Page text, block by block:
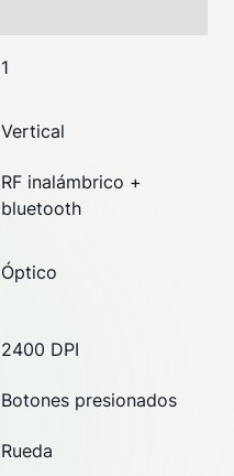
1
Vertical
RF inalámbrico +
bluetooth
Óptico
2400 DPI
Botones presionados
Rueda